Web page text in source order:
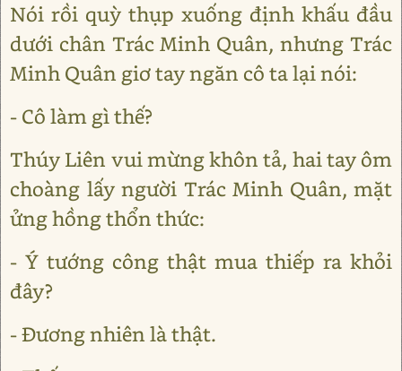
Nói rồi quỳ thụp xuống định khấu đầu
dưới chân Trác Minh Quân, nhưng Trác
Minh Quân giơ tay ngăn cô ta lại nói:
- Cô làm gì thế?
Thúy Liên vui mừng khôn tả, hai tay ôm
choàng lấy người Trác Minh Quân, mặt
ửng hồng thổn thức:
- Ý tướng công thật mua thiếp ra khỏi
đây?
- Đương nhiên là thật.